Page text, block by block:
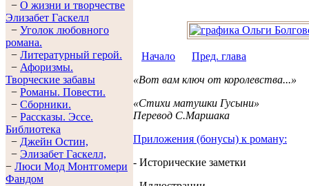
− О жизни и творчестве
Элизабет Гaскелл
− Уголок любовного
романа.
− Литературный герой.
− Афоризмы.
Творческие забавы
− Романы. Повести.
− Сборники.
− Рассказы. Эссe.
Библиотека
− Джейн Остин,
− Элизабет Гaскелл,
− Люси Мод Монтгомери
Фандом
Начало
Пред. глава
«Вот вам ключ от королевства...»
«Стихи матушки Гусыни»
Перевод С.Маршака
Приложения (бонусы) к роману:
- Исторические заметки